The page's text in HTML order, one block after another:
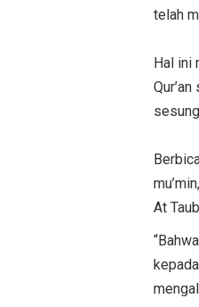
telah
Hal ini
At